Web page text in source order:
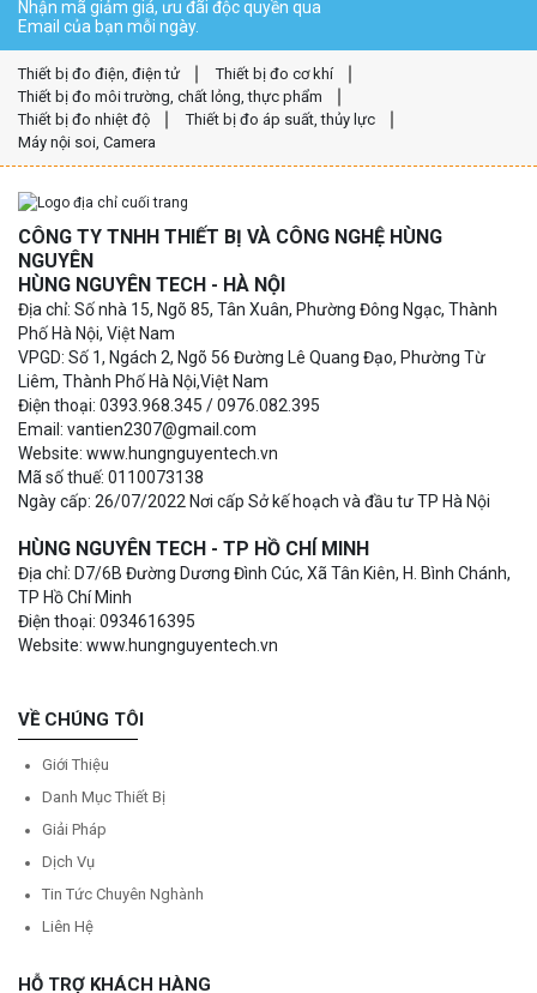
Nhận mã giảm giá, ưu đãi độc quyền qua
Email của bạn mỗi ngày.
Thiết bị đo điện, điện tử
Thiết bị đo cơ khí
Thiết bị đo môi trường, chất lỏng, thực phẩm
Thiết bị đo nhiệt độ
Thiết bị đo áp suất, thủy lực
Máy nội soi, Camera
CÔNG TY TNHH THIẾT BỊ VÀ CÔNG NGHỆ HÙNG
NGUYÊN
HÙNG NGUYÊN TECH - HÀ NỘI
Địa chỉ: Số nhà 15, Ngõ 85, Tân Xuân, Phường Đông Ngạc, Thành
Phố Hà Nội, Việt Nam
VPGD: Số 1, Ngách 2, Ngõ 56 Đường Lê Quang Đạo, Phường Từ
Liêm, Thành Phố Hà Nội,Việt Nam
Điện thoại: 0393.968.345 / 0976.082.395
Email: vantien2307@gmail.com
Website: www.hungnguyentech.vn
Mã số thuế: 0110073138
Ngày cấp: 26/07/2022 Nơi cấp Sở kế hoạch và đầu tư TP Hà Nội
HÙNG NGUYÊN TECH - TP HỒ CHÍ MINH
Địa chỉ: D7/6B Đường Dương Đình Cúc, Xã Tân Kiên, H. Bình Chánh,
TP Hồ Chí Minh
Điện thoại: 0934616395
Website: www.hungnguyentech.vn
VỀ CHÚNG TÔI
Giới Thiệu
Danh Mục Thiết Bị
Giải Pháp
Dịch Vụ
Tin Tức Chuyên Nghành
Liên Hệ
HỖ TRỢ KHÁCH HÀNG